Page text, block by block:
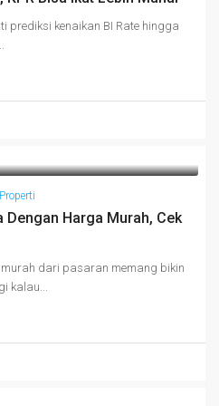
prediksi kenaikan BI Rate hingga
Harga Murah, Cek
dari pasaran memang bikin
kalau...